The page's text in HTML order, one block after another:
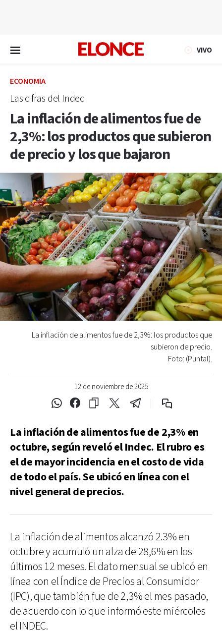
VIVO
ECONOMÍA
Las cifras del Indec
La inflación de alimentos fue de
2,3%: los productos que subieron
de precio y los que bajaron
12 de noviembre de 2025
La inflación de alimentos fue de 2,3%: los productos que
subieron de precio.
Foto: (Puntal).
La inflación de alimentos fue de 2,3% en
octubre, según reveló el Indec. El rubro es
el de mayor incidencia en el costo de vida
de todo el país. Se ubicó en línea con el
nivel general de precios.
La inflación de alimentos alcanzó 2.3% en
octubre y acumuló un alza de 28,6% en los
últimos 12 meses. El dato mensual se ubicó en
línea con el Índice de Precios al Consumidor
(IPC), que también fue de 2,3% el mes pasado,
de acuerdo con lo que informó este miércoles
el INDEC.